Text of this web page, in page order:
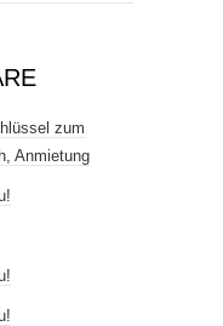
zum
Anmietung